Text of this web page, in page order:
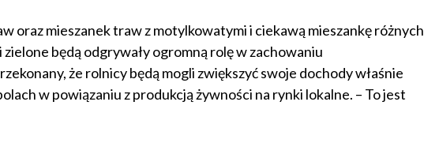
oraz mieszanek traw z motylkowatymi i ciekawą mieszankę różnych
będą odgrywały ogromną rolę w zachowaniu
że rolnicy będą mogli zwiększyć swoje dochody właśnie
w powiązaniu z produkcją żywności na rynki lokalne. – To jest